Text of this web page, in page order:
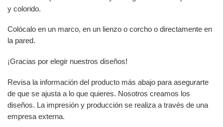
y colorido.
Colócalo en un marco, en un lienzo o corcho o directamente en
la pared.
¡Gracias por elegir nuestros diseños!
Revisa la información del producto más abajo para asegurarte
de que se ajusta a lo que quieres. Nosotros creamos los
diseños. La impresión y producción se realiza a través de una
empresa externa.